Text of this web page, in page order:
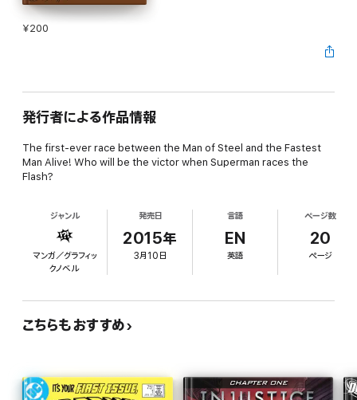
¥200
発行者による作品情報
The first-ever race between the Man of Steel and the Fastest
Man Alive! Who will be the victor when Superman races the
Flash?
ジャンル
マンガ／グラフィッ
クノベル
発売日
2015年
3月10日
言語
EN
英語
ページ数
20
ページ
こちらもおすすめ